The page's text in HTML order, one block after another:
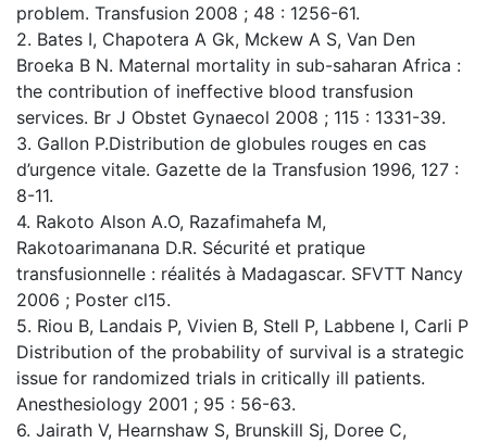
problem. Transfusion 2008 ; 48 : 1256-61.
2. Bates I, Chapotera A Gk, Mckew A S, Van Den
Broeka B N. Maternal mortality in sub-saharan Africa :
the contribution of ineffective blood transfusion
services. Br J Obstet Gynaecol 2008 ; 115 : 1331-39.
3. Gallon P.Distribution de globules rouges en cas
d’urgence vitale. Gazette de la Transfusion 1996, 127 :
8-11.
4. Rakoto Alson A.O, Razafimahefa M,
Rakotoarimanana D.R. Sécurité et pratique
transfusionnelle : réalités à Madagascar. SFVTT Nancy
2006 ; Poster cl15.
5. Riou B, Landais P, Vivien B, Stell P, Labbene I, Carli P
Distribution of the probability of survival is a strategic
issue for randomized trials in critically ill patients.
Anesthesiology 2001 ; 95 : 56-63.
6. Jairath V, Hearnshaw S, Brunskill Sj, Doree C,